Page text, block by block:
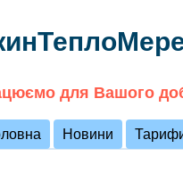
для Вашого
Новини